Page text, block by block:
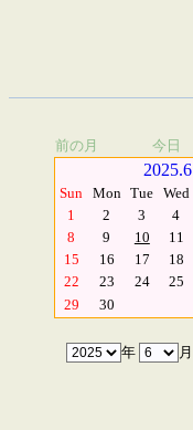
前の月 今日
2025.6
Sun Mon Tue Wed
1
2 3 4
8
9 10 11
15
16 17 18
22
23 24 25
29
30
年 月